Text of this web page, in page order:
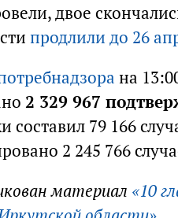
двое
продлили до 26
на
2 329 967
составил 79 166
2 245 766
материал «10